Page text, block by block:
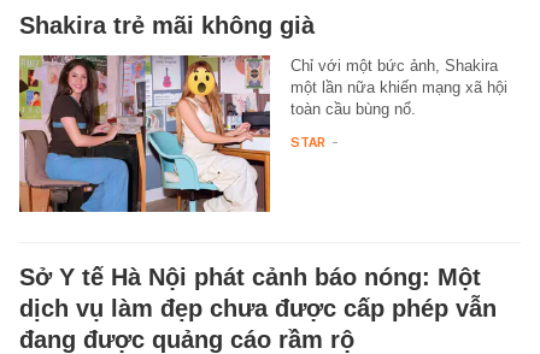
Shakira trẻ mãi không già
Chỉ với một bức ảnh, Shakira
một lần nữa khiến mạng xã hội
toàn cầu bùng nổ.
STAR -
Sở Y tế Hà Nội phát cảnh báo nóng: Một
dịch vụ làm đẹp chưa được cấp phép vẫn
đang được quảng cáo rầm rộ